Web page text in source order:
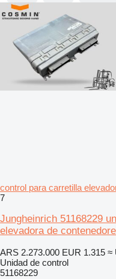
control para carretilla
7
Jungheinrich 51168229
elevadora de
ARS 2.273.000 EUR 1.315 ≈
Unidad de control
51168229